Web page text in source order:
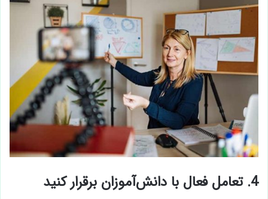
4. تعامل فعال با دانش‌آموزان برقرار کنید